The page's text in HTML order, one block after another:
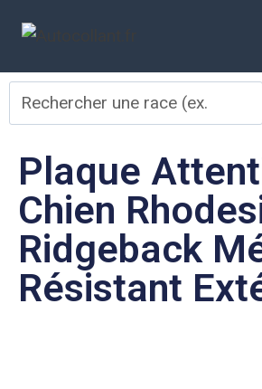
Plaque
Chien
Ridgeback
Résistant